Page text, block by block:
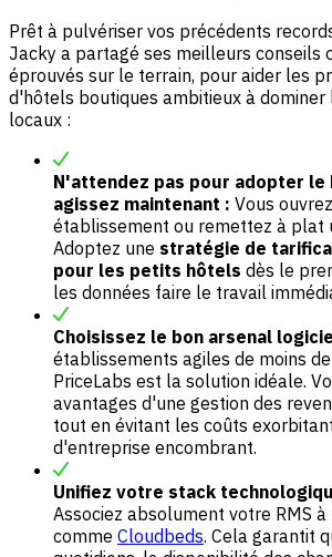
Prêt à pulvériser vos précédents
Jacky a partagé ses meilleurs conseils
éprouvés sur le terrain, pour aider les
d'hôtels boutiques ambitieux à dominer
locaux :
N'attendez pas pour adopter le
agissez maintenant : Vous
établissement ou remettez à plat
Adoptez une stratégie de
pour les petits hôtels dès le
les données faire le travail
Choisissez le bon arsenal
établissements agiles de moins
PriceLabs est la solution idéale.
avantages d'une gestion des
tout en évitant les coûts
d'entreprise encombrant.
Unifiez votre stack
Associez absolument votre RMS à
comme Cloudbeds. Cela garantit